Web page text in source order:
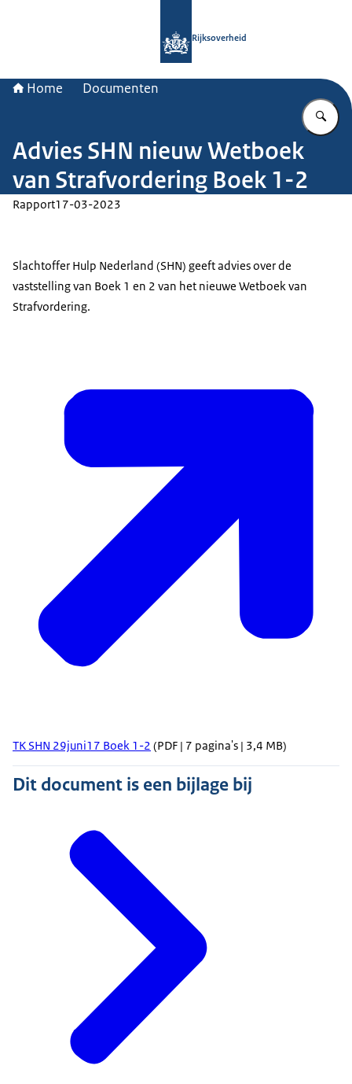
Rijksoverheid
Home Documenten
Advies SHN nieuw Wetboek
van Strafvordering Boek 1-2
Rapport17-03-2023
Slachtoffer Hulp Nederland (SHN) geeft advies over de
vaststelling van Boek 1 en 2 van het nieuwe Wetboek van
Strafvordering.
TK SHN 29juni17 Boek 1-2 (PDF | 7 pagina's | 3,4 MB)
Dit document is een bijlage bij